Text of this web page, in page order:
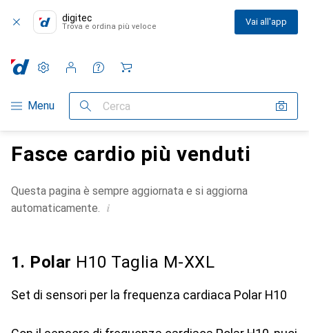
digitec
Trova e ordina più veloce Vai all'app
Categoria Navigazione
Menu Cerca
Impostazioni
Conto cliente
Liste di confronto
Liste dei desideri
Carrello
Fasce cardio più venduti
Questa pagina è sempre aggiornata e si aggiorna
automaticamente. i
1. Polar H10 Taglia M-XXL
Set di sensori per la frequenza cardiaca Polar H10